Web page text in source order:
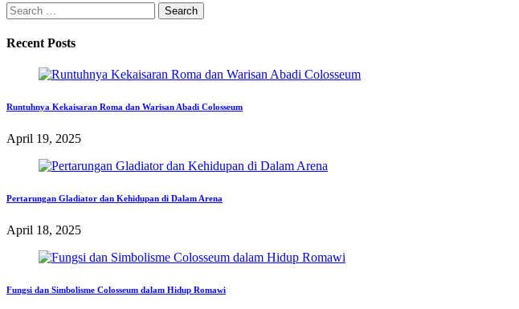
Search
for:
Recent Posts
Runtuhnya Kekaisaran Roma dan Warisan Abadi Colosseum
April 19, 2025
Pertarungan Gladiator dan Kehidupan di Dalam Arena
April 18, 2025
Fungsi dan Simbolisme Colosseum dalam Hidup Romawi